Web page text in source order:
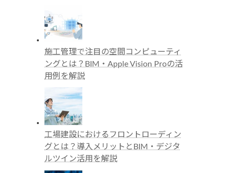
施工管理で注目の空間コンピューティ
ングとは？BIM・Apple Vision Proの活
用例を解説
工場建設におけるフロントローディン
グとは？導入メリットとBIM・デジタ
ルツイン活用を解説